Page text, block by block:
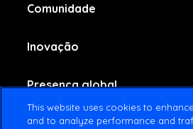
Comunidade
Inovação
Presença global
Fale conosco
This website uses cookies to
and to analyze performance and